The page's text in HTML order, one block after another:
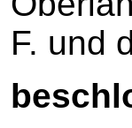
F. und